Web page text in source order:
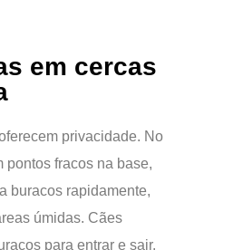
em cercas
privacidade. No
pontos fracos na base,
buracos rapidamente,
úmidas. Cães
para entrar e sair.